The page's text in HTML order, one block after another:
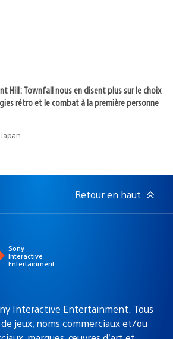
Hill: Townfall nous en disent plus sur le choix
rétro et le combat à la première personne
Retour en haut
Sony
Interactive
Entertainment
Interactive Entertainment. Tous
jeux, noms commerciaux et/ou